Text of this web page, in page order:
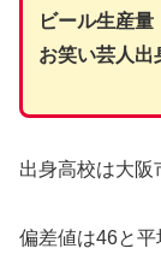
ビール生産量
お笑い芸人出
出身高校は大阪
偏差値は46と平